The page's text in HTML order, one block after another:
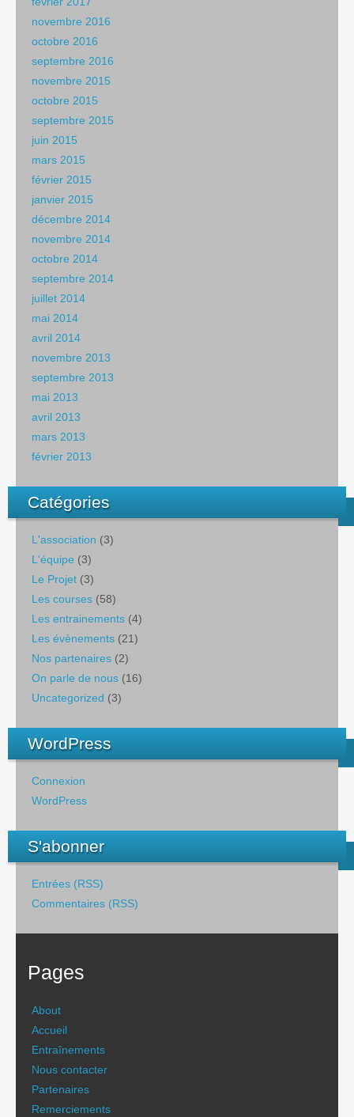
novembre 2016
octobre 2016
septembre 2016
novembre 2015
octobre 2015
septembre 2015
juin 2015
mars 2015
février 2015
janvier 2015
décembre 2014
novembre 2014
octobre 2014
septembre 2014
juillet 2014
mai 2014
avril 2014
novembre 2013
septembre 2013
mai 2013
avril 2013
mars 2013
février 2013
Catégories
L'association (3)
L'équipe (3)
Le Projet (3)
Les courses (58)
Les entrainements (4)
Les évènements (21)
Nos partenaires (2)
On parle de nous (16)
Uncategorized (3)
WordPress
Connexion
WordPress
S'abonner
Entrées (RSS)
Commentaires (RSS)
Pages
About
Accueil
Entraînements
Nous contacter
Partenaires
Remerciements